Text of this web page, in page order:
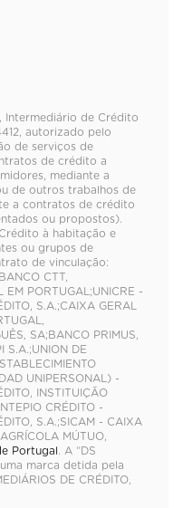
Intermediário de Crédito
autorizado pelo
de serviços de
de crédito a
mediante a
de outros trabalhos de
a contratos de crédito
ou propostos).
à habitação e
ou grupos de
de vinculação:
CTT,
EM PORTUGAL;UNICRE -
S.A.;CAIXA GERAL
SA;BANCO PRIMUS,
S.A.;UNION DE
UNIPERSONAL) -
INSTITUIÇÃO
CRÉDITO -
S.A.;SICAM - CAIXA
MÚTUO,
Portugal. A “DS
uma marca detida pela
DE CRÉDITO,